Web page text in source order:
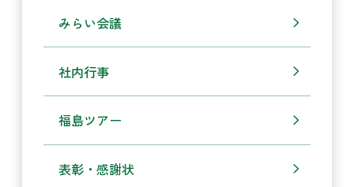
みらい会議
社内行事
福島ツアー
表彰・感謝状